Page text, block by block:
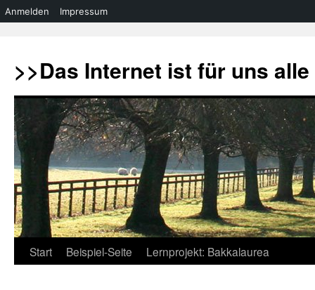
Anmelden Impressum
springen
>>Das Internet ist für uns
Start Beispiel-Seite Lernprojekt: Bakkalaurea